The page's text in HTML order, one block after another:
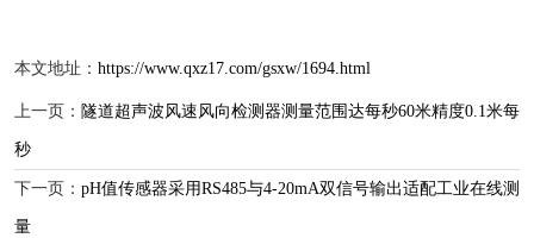
本文地址： https://www.qxz17.com/gsxw/1694.html
上一页： 隧道超声波风速风向检测器测量范围达每秒60米精度0.1米每
秒
下一页： pH值传感器采用RS485与4-20mA双信号输出适配工业在线测
量